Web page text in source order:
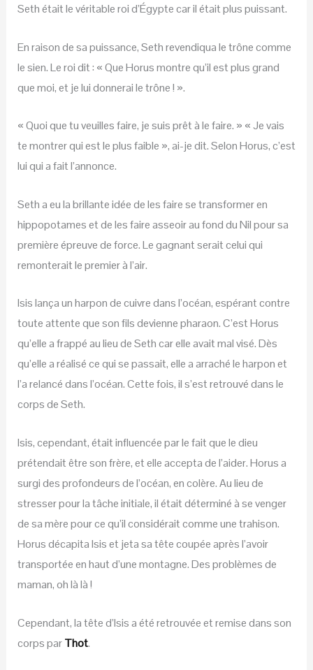
Seth était le véritable roi d’Égypte car il était plus puissant.
En raison de sa puissance, Seth revendiqua le trône comme
le sien. Le roi dit : « Que Horus montre qu’il est plus grand
que moi, et je lui donnerai le trône ! ».
« Quoi que tu veuilles faire, je suis prêt à le faire. » « Je vais
te montrer qui est le plus faible », ai-je dit. Selon Horus, c’est
lui qui a fait l’annonce.
Seth a eu la brillante idée de les faire se transformer en
hippopotames et de les faire asseoir au fond du Nil pour sa
première épreuve de force. Le gagnant serait celui qui
remonterait le premier à l’air.
Isis lança un harpon de cuivre dans l’océan, espérant contre
toute attente que son fils devienne pharaon. C’est Horus
qu’elle a frappé au lieu de Seth car elle avait mal visé. Dès
qu’elle a réalisé ce qui se passait, elle a arraché le harpon et
l’a relancé dans l’océan. Cette fois, il s’est retrouvé dans le
corps de Seth.
Isis, cependant, était influencée par le fait que le dieu
prétendait être son frère, et elle accepta de l’aider. Horus a
surgi des profondeurs de l’océan, en colère. Au lieu de
stresser pour la tâche initiale, il était déterminé à se venger
de sa mère pour ce qu’il considérait comme une trahison.
Horus décapita Isis et jeta sa tête coupée après l’avoir
transportée en haut d’une montagne. Des problèmes de
maman, oh là là !
Cependant, la tête d’Isis a été retrouvée et remise dans son
corps parThot.